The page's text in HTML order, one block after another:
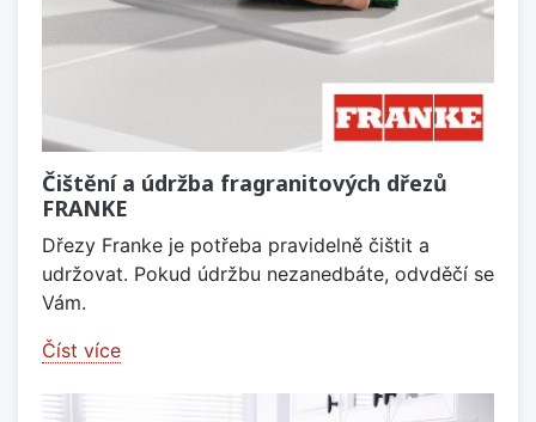
Čištění a údržba fragranitových dřezů
FRANKE
Dřezy Franke je potřeba pravidelně čištit a
udržovat. Pokud údržbu nezanedbáte, odvděčí se
Vám.
Číst více